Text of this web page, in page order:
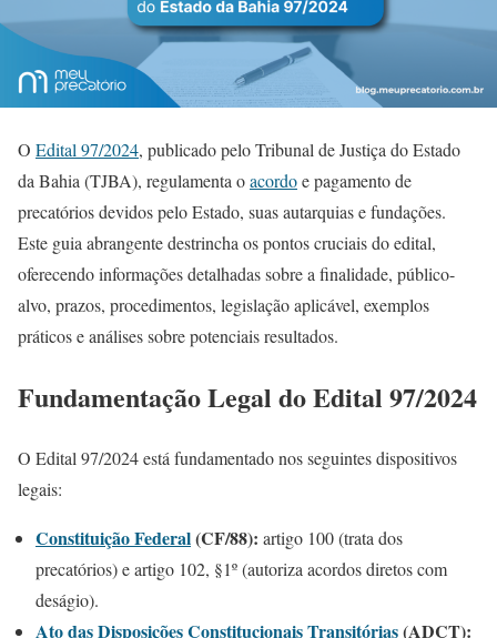
O Edital 97/2024, publicado pelo Tribunal de Justiça do Estado
da Bahia (TJBA), regulamenta oacordoe pagamento de
precatórios devidos pelo Estado, suas autarquias e fundações.
Este guia abrangente destrincha os pontos cruciais do edital,
oferecendo informações detalhadas sobre a finalidade, público-
alvo, prazos, procedimentos, legislação aplicável, exemplos
práticos e análises sobre potenciais resultados.
Fundamentação Legal do Edital 97/2024
O Edital 97/2024 está fundamentado nos seguintes dispositivos
legais:
Constituição Federal(CF/88): artigo 100 (trata dos
precatórios) e artigo 102, §1º (autoriza acordos diretos com
deságio).
Ato das Disposições Constitucionais Transitórias(ADCT):